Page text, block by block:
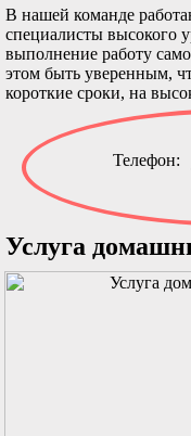
В нашей команде
специалисты высокого
выполнение работу
этом быть уверенным,
короткие сроки, на
Телефон:
Услуга